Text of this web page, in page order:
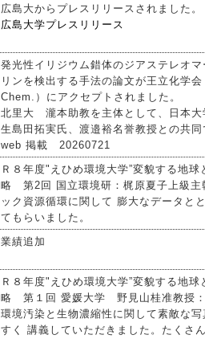
広島大からプレスリリースされました。
広島大学プレスリリース
発光性イリジウム錯体のジアステレオ
リンを検出する手法の論文が王立化学
Chem.）にアクセプトされました。
北里大 瀧本助教を主体として、日本大
生島田拓実氏、渡邉裕名誉教授との共同
web 掲載 20260721
Ｒ８年度"えひめ環境大学”変貌する地球
略 第2回 国立環境研：梶原夏子上級
ック資源循環に関して 膨大なデータと
てもらいました。
業績追加
Ｒ８年度"えひめ環境大学”変貌する地球
略 第１回 愛媛大学 野見山桂准教授
環境汚染と生物濃縮性に関して素敵な
すく 講義していただきました。たくさ